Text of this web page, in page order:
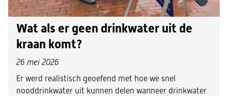
Wat als er geen drinkwater uit de
kraan komt?
26 mei 2026
Er werd realistisch geoefend met hoe we snel
nooddrinkwater uit kunnen delen wanneer drinkwater